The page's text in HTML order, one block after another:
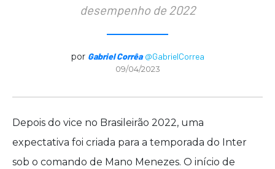
desempenho de 2022
por Gabriel Corrêa @GabrielCorrea
09/04/2023
Depois do vice no Brasileirão 2022, uma
expectativa foi criada para a temporada do Inter
sob o comando de Mano Menezes. O início de